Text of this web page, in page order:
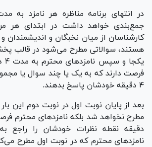
جمع‌بندی خواهد داشت در ابتدای هر
کارشناسان از میان نخبگان و اندیشمندان و
هستند، سوالاتی مطرح می‌شود در قالب
فرصت دارند که به یک یا چند سوال یا
۴ دقیقه خودشان پاسخ بدهند.
بعد از پایان نوبت اول در نوبت دوم این
دقیقه نقطه نظرات خودشان را راجع
نامزد‌های محترم که در نوبت اول مطرح